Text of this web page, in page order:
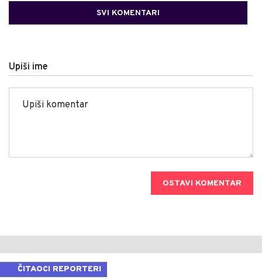
SVI KOMENTARI
Upiši ime
OSTAVI KOMENTAR
ČITAOCI REPORTERI